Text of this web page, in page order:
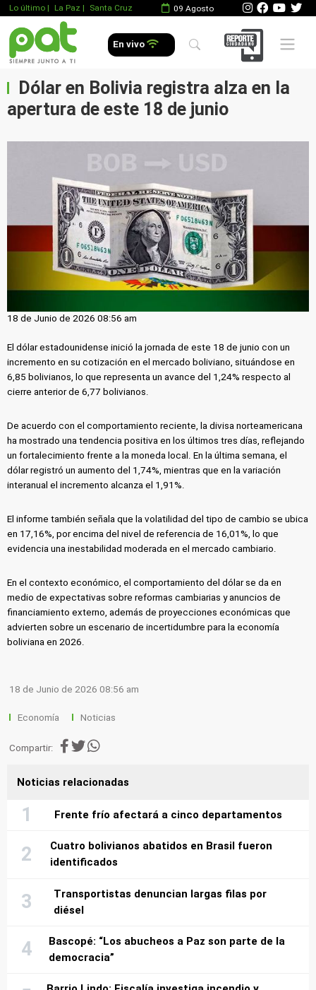
Lo último | La Paz | Santa Cruz 09 Agosto
En vivo Mobile
Dólar en Bolivia registra alza en la
apertura de este 18 de junio
18 de Junio de 2026 08:56 am
El dólar estadounidense inició la jornada de este 18 de junio con un
incremento en su cotización en el mercado boliviano, situándose en
6,85 bolivianos, lo que representa un avance del 1,24% respecto al
cierre anterior de 6,77 bolivianos.
De acuerdo con el comportamiento reciente, la divisa norteamericana
ha mostrado una tendencia positiva en los últimos tres días, reflejando
un fortalecimiento frente a la moneda local. En la última semana, el
dólar registró un aumento del 1,74%, mientras que en la variación
interanual el incremento alcanza el 1,91%.
El informe también señala que la volatilidad del tipo de cambio se ubica
en 17,16%, por encima del nivel de referencia de 16,01%, lo que
evidencia una inestabilidad moderada en el mercado cambiario.
En el contexto económico, el comportamiento del dólar se da en
medio de expectativas sobre reformas cambiarias y anuncios de
financiamiento externo, además de proyecciones económicas que
advierten sobre un escenario de incertidumbre para la economía
boliviana en 2026.
18 de Junio de 2026 08:56 am
Economía Noticias
Compartir:
Noticias relacionadas
Frente frío afectará a cinco departamentos
Cuatro bolivianos abatidos en Brasil fueron
identificados
Transportistas denuncian largas filas por
diésel
Bascopé: “Los abucheos a Paz son parte de la
democracia”